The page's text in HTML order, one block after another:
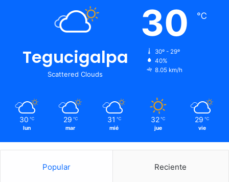
Tegucigalpa
Scattered Clouds
30 ℃
30º - 29º
40%
8.05 km/h
30 ℃
lun
29 ℃
mar
31 ℃
mié
32 ℃
jue
29 ℃
vie
Popular Reciente